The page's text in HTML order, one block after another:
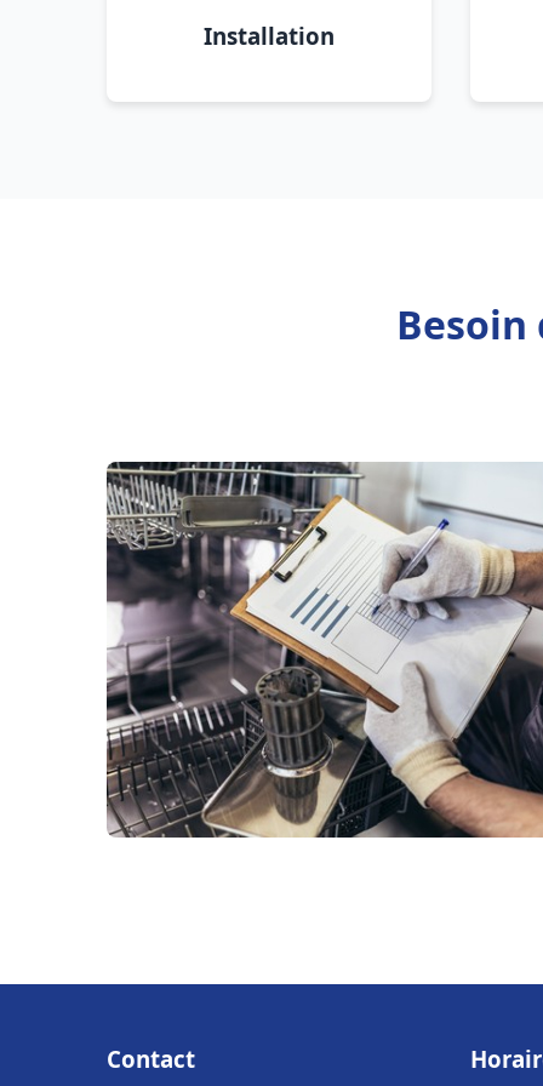
Installation
Besoin
Contact